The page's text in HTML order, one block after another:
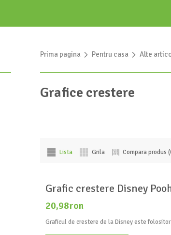
Prima pagina » Pentru casa » Alte
Grafice crestere
Lista Grila Compara produs
Grafic crestere Disney
20,98ron
Graficul de crestere de la Disney este